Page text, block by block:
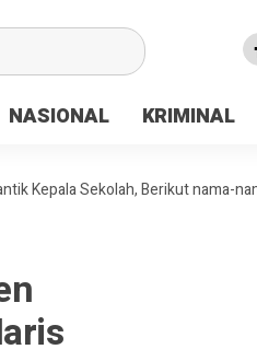
NASIONAL KRIMINAL
Sekolah, Berikut nama-namanya